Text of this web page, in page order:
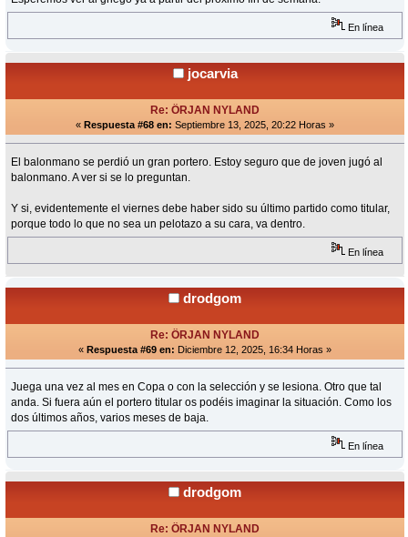
En línea
jocarvia
Re: ÖRJAN NYLAND
« Respuesta #68 en: Septiembre 13, 2025, 20:22 Horas »
El balonmano se perdió un gran portero. Estoy seguro que de joven jugó al
balonmano. A ver si se lo preguntan.
Y si, evidentemente el viernes debe haber sido su último partido como titular,
porque todo lo que no sea un pelotazo a su cara, va dentro.
En línea
drodgom
Re: ÖRJAN NYLAND
« Respuesta #69 en: Diciembre 12, 2025, 16:34 Horas »
Juega una vez al mes en Copa o con la selección y se lesiona. Otro que tal
anda. Si fuera aún el portero titular os podéis imaginar la situación. Como los
dos últimos años, varios meses de baja.
En línea
drodgom
Re: ÖRJAN NYLAND